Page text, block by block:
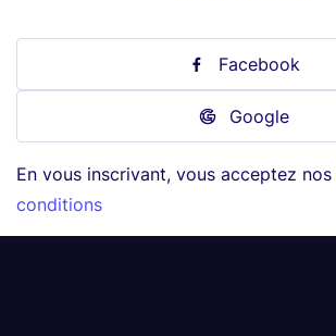
Facebook
Google
En vous inscrivant, vous acceptez nos
conditions